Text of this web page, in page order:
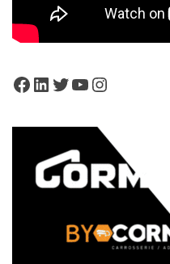
Facebook
LinkedIn
Twitter
YouTube
Instagram